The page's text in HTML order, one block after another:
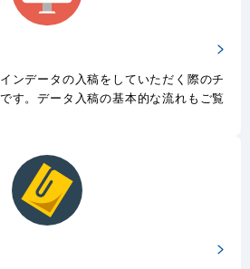
ンデータの入稿をしていただく際のチ
す。データ入稿の基本的な流れもご覧